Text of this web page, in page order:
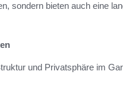
sondern bieten auch eine
und Privatsphäre im